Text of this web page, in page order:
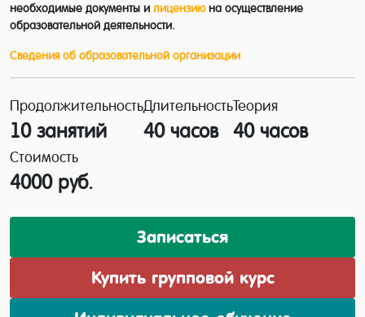
образования, подтвержденного
соответствующим дипломом.
необходимые документы и лицензиюна осуществление
образовательной деятельности.
Сведения об образовательной организации
Продолжительность
10 занятий
Длительность
40 часов
Теория
40 часов
Стоимость
4000 руб.
Записаться
Купить групповой курс